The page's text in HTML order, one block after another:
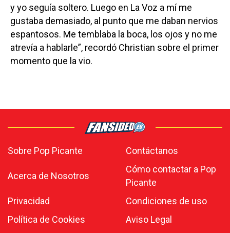
y yo seguía soltero. Luego en La Voz a mí me
gustaba demasiado, al punto que me daban nervios
espantosos. Me temblaba la boca, los ojos y no me
atrevía a hablarle”, recordó Christian sobre el primer
momento que la vio.
Sobre Pop Picante Contáctanos
Acerca de Nosotros
Cómo contactar a Pop
Picante
Privacidad
Condiciones de uso
Política de Cookies
Aviso Legal